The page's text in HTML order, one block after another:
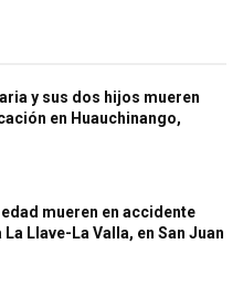
y sus dos hijos mueren
en Huauchinango,
mueren en accidente
Llave-La Valla, en San Juan